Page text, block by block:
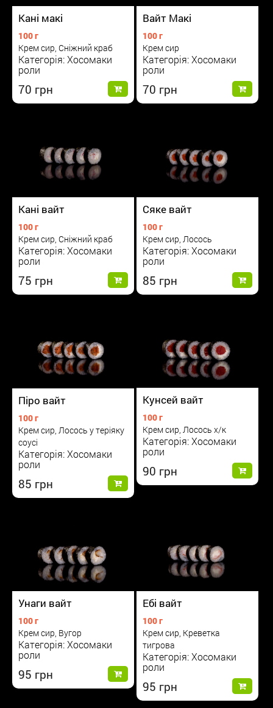
Кані макі
100 г
Крем сир, Сніжний краб
Категорія: Хосомаки
роли
70
Вайт Макі
100 г
Крем сир
Категорія: Хосомаки
роли
70
Кані вайт
100 г
Крем сир, Сніжний краб
Категорія: Хосомаки
роли
75
Сяке вайт
100 г
Крем сир, Лосось
Категорія: Хосомаки
роли
85
Піро вайт
100 г
Крем сир, Лосось у теріяку
соусі
Категорія: Хосомаки
роли
85
Кунсей вайт
100 г
Крем сир, Лосось х/к
Категорія: Хосомаки
роли
90
Унаги вайт
100 г
Крем сир, Вугор
Категорія: Хосомаки
роли
95
Ебі вайт
100 г
Крем сир, Креветка
тигрова
Категорія: Хосомаки
роли
95